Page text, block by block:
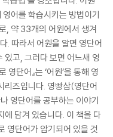
어를 학습시키는 방법이기
, 약 33개의 어원에서 생겨
. 따라서 어원을 알면 영단어
있고, 그러다 보면 어느새 영
영단어』는 ‘어원’을 통해 영
리즈입니다. 영빵삼(영단어
영단어를 공부하는 이야기
에 담겨 있습니다. 이 책을 다
영단어가 암기되어 있을 것